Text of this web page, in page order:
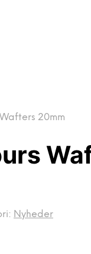
20mm
Nyheder